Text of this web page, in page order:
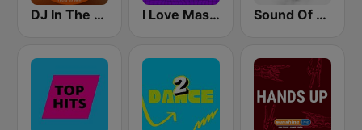
DJ In The Mix I Love Mashup Sound Of Berlin